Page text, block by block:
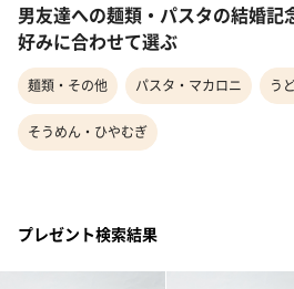
男友達への麺類・パスタの結婚記
好みに合わせて選ぶ
麺類・その他 パスタ・マカロニ う
そうめん・ひやむぎ
プレゼント検索結果